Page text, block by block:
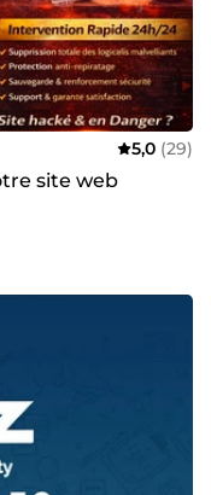
moi pour un
votre
5,0 (29)
site web